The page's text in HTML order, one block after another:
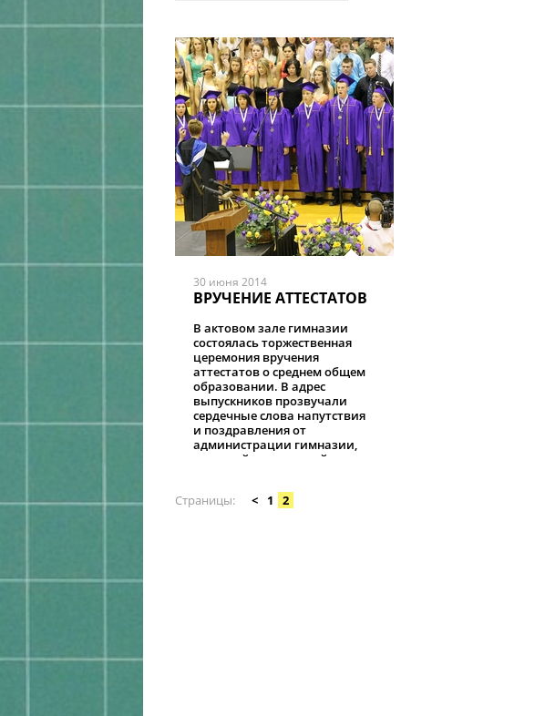
30 июня 2014
ВРУЧЕНИЕ АТТЕСТАТОВ
В актовом зале гимназии
состоялась торжественная
церемония вручения
аттестатов о среднем общем
образовании. В адрес
выпускников прозвучали
сердечные слова напутствия
и поздравления от
администрации гимназии,
учителей и родителей
Страницы
< 1 2